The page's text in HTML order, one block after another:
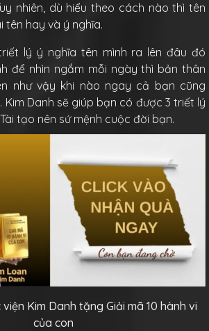
nhiên, dù hiểu theo cách nào thì tên
tên hay và ý nghĩa.
lý ý nghĩa tên mình ra lên đâu đó
để nhìn ngắm mỗi ngày thì bản thân
như vậy khi nào ngay cả bạn cũng
Kim Danh sẽ giúp bạn có được 3 triết lý
tạo nên sứ mệnh cuộc đời bạn.
Kim Danh tặng Giải mã 10 hành vi
của con